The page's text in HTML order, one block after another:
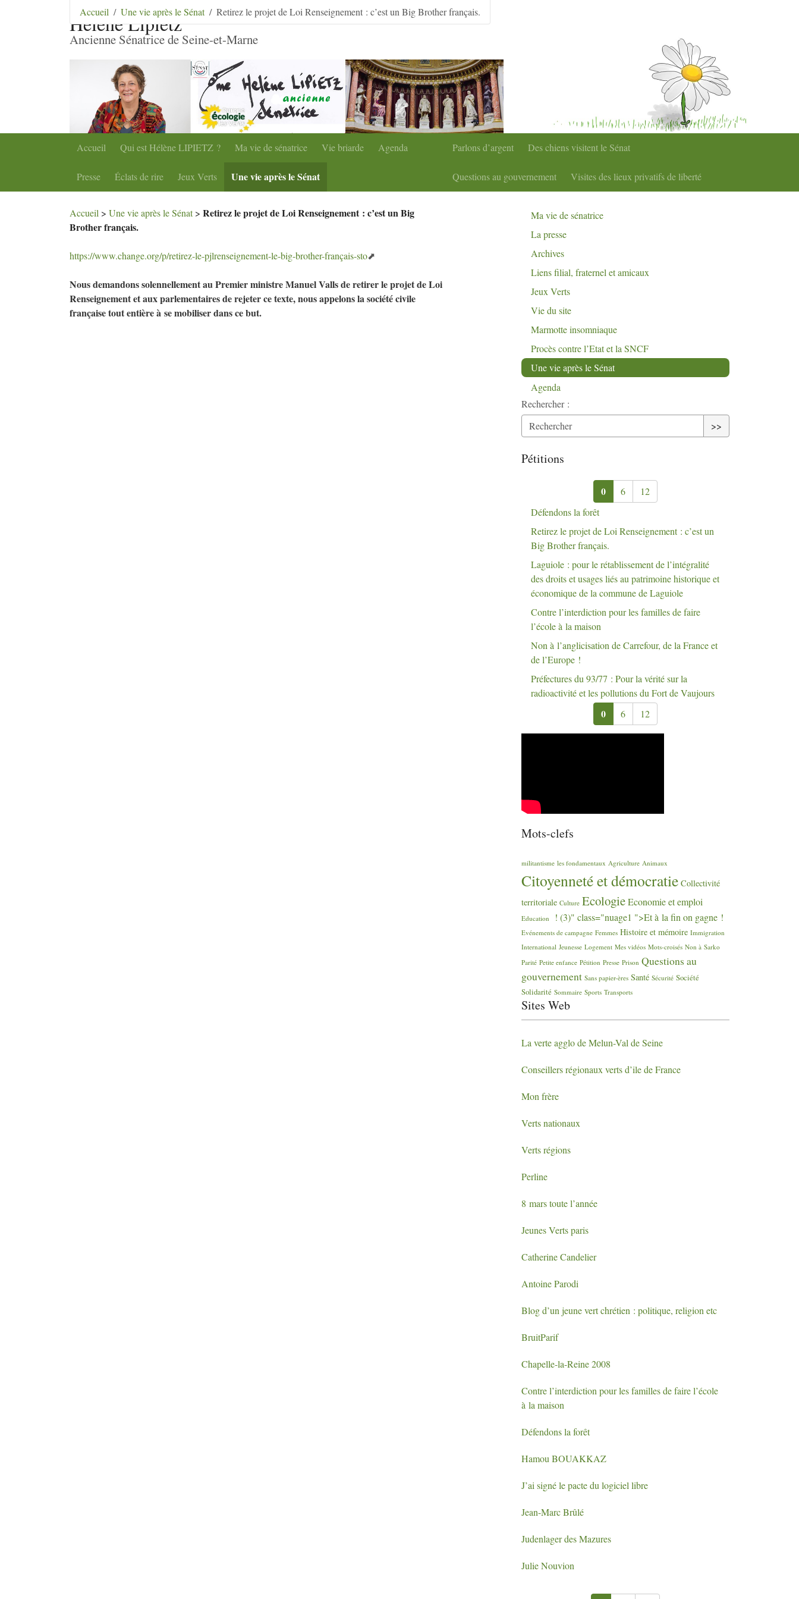
Aller au contenu Aller au menu| Aller au menu secondaire Aller à la recherche
Hélène Lipietz
Ancienne Sénatrice de Seine-et-Marne
Accueil Qui est HélèneLIPIETZ ? Ma vie de sénatrice Vie briarde Agenda
Presse Éclats de rire Jeux Verts Une vie après le Sénat
Parlons d’argent Des chiens visitent le Sénat
Questions au gouvernement Visites des lieux privatifs de liberté
Accueil Une vie après le Sénat Retirez le projet de Loi Renseignement : c’est un Big Brother français.
Accueil > Une vie après le Sénat> Retirez le projet de Loi Renseignement : c’est un Big
Brother français.
https://www.change.org/p/retirez-le-pjlrenseignement-le-big-brother-français-sto
Nous demandons solennellement au Premier ministre Manuel Valls de retirer le projet de Loi
Renseignement et aux parlementaires de rejeter ce texte, nous appelons la société civile
française tout entière à se mobiliser dans ce but.
Ma vie de sénatrice
La presse
Archives
Liens filial, fraternel et amicaux
Jeux Verts
Vie du site
Marmotte insomniaque
Procès contre l’Etat et la SNCF
Une vie après le Sénat
Agenda
Rechercher :
>>
Pétitions
0 6
12
Défendons la forêt
Retirez le projet de Loi Renseignement : c’est un
Big Brother français.
Laguiole : pour le rétablissement de l’intégralité
des droits et usages liés au patrimoine historique et
économique de la commune de Laguiole
Contre l’interdiction pour les familles de faire
l’école à la maison
Non à l’anglicisation de Carrefour, de la France et
de l’Europe !
Préfectures du 93/77 : Pour la vérité sur la
radioactivité et les pollutions du Fort de Vaujours
0 6 12
Mots-clefs
militantisme les fondamentaux Agriculture Animaux
Citoyenneté et démocratie Collectivité
territoriale Culture EcologieEconomie et emploi
Education ! (3)" class="nuage1 ">Et à la fin on gagne !
Evénements de campagne Femmes Histoire et mémoire Immigration
International Jeunesse Logement Mes vidéos Mots-croisés Non à Sarko
Parité Petite enfance Pétition Presse Prison Questions au
gouvernement Sans papier-ères Santé Sécurité Société
Solidarité Sommaire Sports Transports
Sites Web
La verte agglo de Melun-Val de Seine
Conseillers régionaux verts d’ile de France
Mon frère
Verts nationaux
Verts régions
Perline
8 mars toute l’année
Jeunes Verts paris
Catherine Candelier
Antoine Parodi
Blog d’un jeune vert chrétien : politique, religion etc
BruitParif
Chapelle-la-Reine 2008
Contre l’interdiction pour les familles de faire l’école
à la maison
Défendons la forêt
Hamou BOUAKKAZ
J’ai signé le pacte du logiciel libre
Jean-Marc Brûlé
Judenlager des Mazures
Julie Nouvion